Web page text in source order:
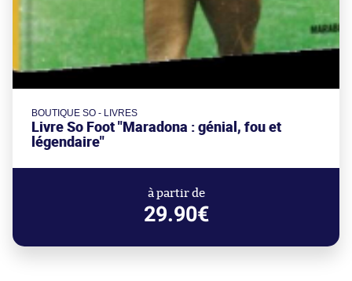
BOUTIQUE SO - LIVRES
Livre So Foot "Maradona : génial, fou et
légendaire"
à partir de
29.90€